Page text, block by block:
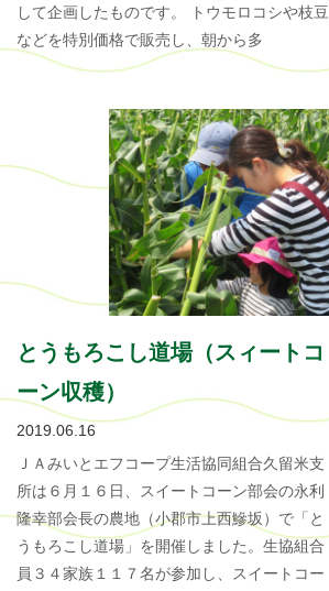
して企画したものです。 トウモロコシや枝豆
などを特別価格で販売し、朝から多
とうもろこし道場（スィートコ
ーン収穫）
2019.06.16
ＪＡみいとエフコープ生活協同組合久留米支
所は６月１６日、スイートコーン部会の永利
隆幸部会長の農地（小郡市上西鰺坂）で「と
うもろこし道場」を開催しました。生協組合
員３４家族１１７名が参加し、スイートコー